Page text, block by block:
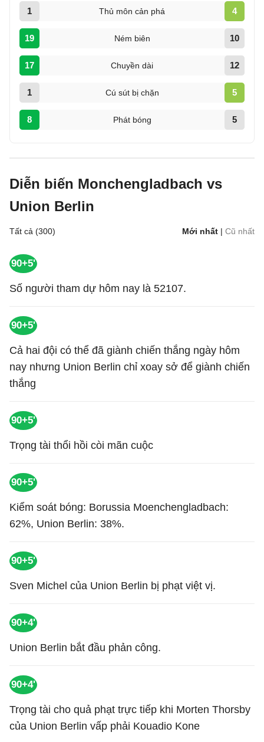
1 Thủ môn cản phá 4
19 Ném biên 10
17 Chuyền dài 12
1 Cú sút bị chặn 5
8 Phát bóng 5
Diễn biến Monchengladbach vs
Union Berlin
Tất cả (300) Mới nhất | Cũ nhất
90+5'
Số người tham dự hôm nay là 52107.
90+5'
Cả hai đội có thể đã giành chiến thắng ngày hôm
nay nhưng Union Berlin chỉ xoay sở để giành chiến
thắng
90+5'
Trọng tài thổi hồi còi mãn cuộc
90+5'
Kiểm soát bóng: Borussia Moenchengladbach:
62%, Union Berlin: 38%.
90+5'
Sven Michel của Union Berlin bị phạt việt vị.
90+4'
Union Berlin bắt đầu phản công.
90+4'
Trọng tài cho quả phạt trực tiếp khi Morten Thorsby
của Union Berlin vấp phải Kouadio Kone